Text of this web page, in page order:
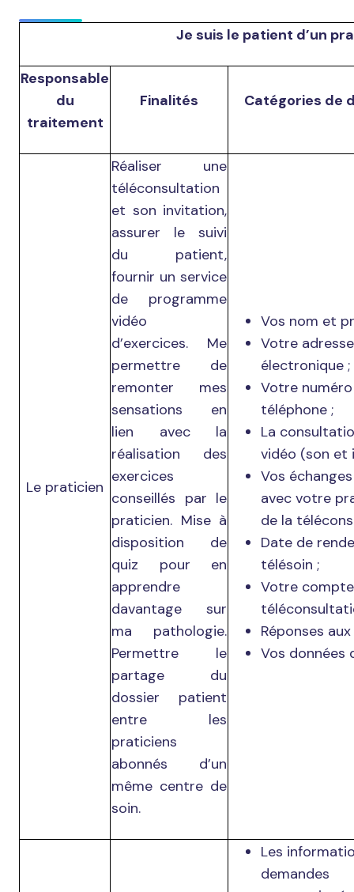
Je suis le patient d’un
Responsable
du
traitement
Finalités Catégories de
Le praticien
Réaliser une
téléconsultation
et son invitation,
assurer le suivi
du patient,
fournir un service
de programme
vidéo
d’exercices. Me
permettre de
remonter mes
sensations en
lien avec la
réalisation des
exercices
conseillés par le
praticien. Mise à
disposition de
quiz pour en
apprendre
davantage sur
ma pathologie.
Permettre le
partage du
dossier patient
entre les
praticiens
abonnés d’un
même centre de
soin.
Vos nom et
Votre adresse
électronique ;
Votre
téléphone ;
La
vidéo (son et
Vos
avec votre
de la
Date de
télésoin ;
Votre
Réponses
Vos données
Les
demandes